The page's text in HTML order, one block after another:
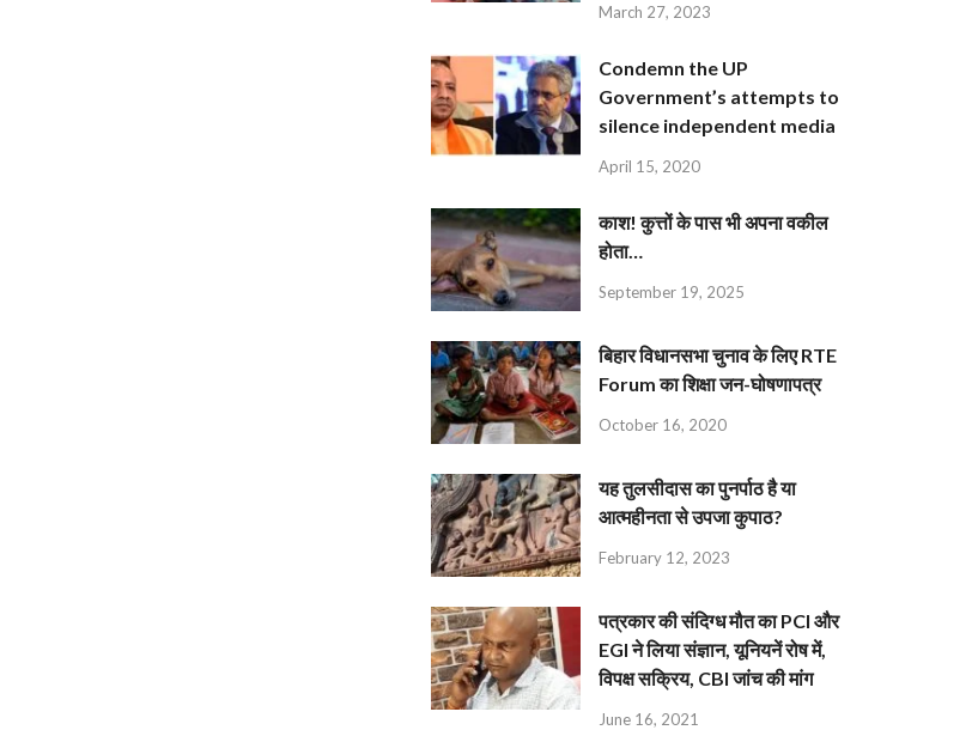
March 27, 2023
Condemn the UP
Government’s attempts to
silence independent media
April 15, 2020
काश! कुत्तों के पास भी अपना वकील
होता…
September 19, 2025
बिहार विधानसभा चुनाव के लिए RTE
Forum का शिक्षा जन-घोषणापत्र
October 16, 2020
यह तुलसीदास का पुनर्पाठ है या
आत्महीनता से उपजा कुपाठ?
February 12, 2023
पत्रकार की संदिग्ध मौत का PCI और
EGI ने लिया संज्ञान, यूनियनें रोष में,
विपक्ष सक्रिय, CBI जांच की मांग
June 16, 2021